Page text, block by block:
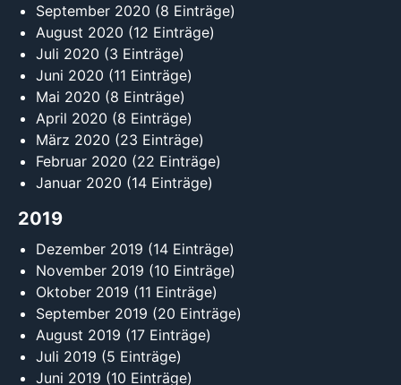
September 2020 (8 Einträge)
August 2020 (12 Einträge)
Juli 2020 (3 Einträge)
Juni 2020 (11 Einträge)
Mai 2020 (8 Einträge)
April 2020 (8 Einträge)
März 2020 (23 Einträge)
Februar 2020 (22 Einträge)
Januar 2020 (14 Einträge)
2019
Dezember 2019 (14 Einträge)
November 2019 (10 Einträge)
Oktober 2019 (11 Einträge)
September 2019 (20 Einträge)
August 2019 (17 Einträge)
Juli 2019 (5 Einträge)
Juni 2019 (10 Einträge)